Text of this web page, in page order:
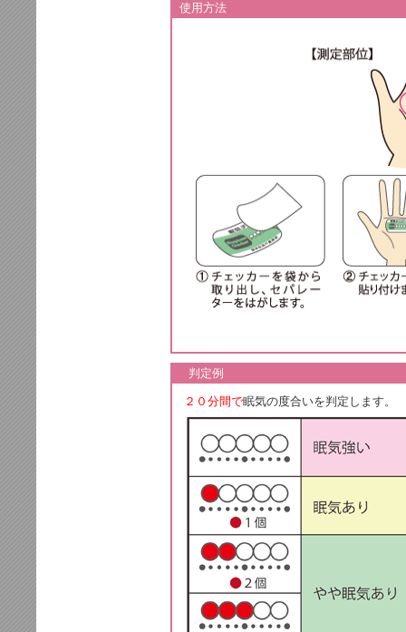
使用方法
判定例
２０分間で眠気の度合いを判定します。